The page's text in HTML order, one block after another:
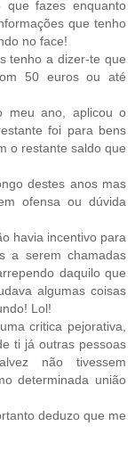
que fazes enquanto
que tenho
no face!
tenho a dizer-te que
50 euros ou até
meu ano, aplicou o
foi para bens
o restante saldo que
destes anos mas
ofensa ou dúvida
havia incentivo para
a serem chamadas
daquilo que
algumas coisas
Lol!
critica pejorativa,
ti já outras pessoas
não tivessem
determinada união
deduzo que me